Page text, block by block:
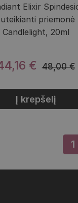
Elixir
priemonė
Candlelight, 20ml
€ 48,00 €
Į krepšelį
1